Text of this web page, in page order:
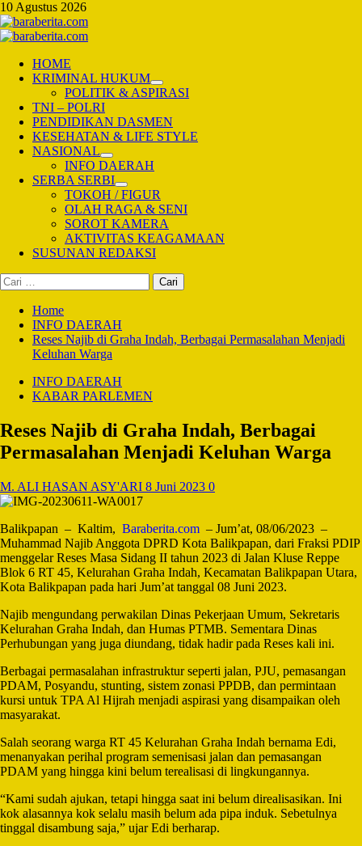
Skip
to
content
10 Agustus 2026
Primary
HOME
KRIMINAL HUKUM
POLITIK & ASPIRASI
TNI – POLRI
PENDIDIKAN DASMEN
KESEHATAN & LIFE STYLE
NASIONAL
INFO DAERAH
SERBA SERBI
TOKOH / FIGUR
OLAH RAGA & SENI
SOROT KAMERA
AKTIVITAS KEAGAMAAN
SUSUNAN REDAKSI
Cari
untuk:
Home
INFO DAERAH
Reses Najib di Graha Indah, Berbagai Permasalahan Menjadi
Keluhan Warga
INFO DAERAH
KABAR PARLEMEN
Reses Najib di Graha Indah, Berbagai
Permasalahan Menjadi Keluhan Warga
M. ALI HASAN ASY'ARI 8 Juni 2023 0
Balikpapan – Kaltim, Baraberita.com – Jum’at, 08/06/2023 –
Muhammad Najib Anggota DPRD Kota Balikpapan, dari Fraksi PDIP
menggelar Reses Masa Sidang II tahun 2023 di Jalan Kluse Reppe
Blok 6 RT 45, Kelurahan Graha Indah, Kecamatan Balikpapan Utara,
Kota Balikpapan pada hari Jum’at tanggal 08 Juni 2023.
Najib mengundang perwakilan Dinas Pekerjaan Umum, Sekretaris
Kelurahan Graha Indah, dan Humas PTMB. Sementara Dinas
Perhubungan yang juga diundang, tidak hadir pada Reses kali ini.
Berbagai permasalahan infrastruktur seperti jalan, PJU, pemasangan
PDAM, Posyandu, stunting, sistem zonasi PPDB, dan permintaan
kursi untuk TPA Al Hijrah menjadi aspirasi yang disampaikan oleh
masyarakat.
Salah seorang warga RT 45 Kelurahan Graha Indah bernama Edi,
menanyakan perihal program semenisasi jalan dan pemasangan
PDAM yang hingga kini belum terealisasi di lingkungannya.
“Kami sudah ajukan, tetapi hingga saat ini belum direalisasikan. Ini
kok alasannya kok selalu masih belum ada pipa induk. Sebetulnya
tinggal disambung saja,” ujar Edi berharap.